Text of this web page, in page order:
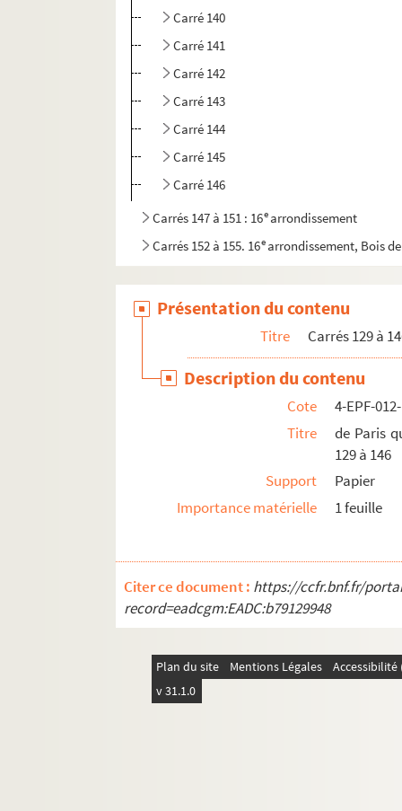
Carré 140
Carré 141
Carré 142
Carré 143
Carré 144
Carré 145
Carré 146
Carrés 147 à 151 : 16earrondissement
Carrés 152 à 155. 16earrondissement, Bois
Présentation du contenu
Titre Carrés 129 à
Description du contenu
Cote
4-EPF-
Titre
de Paris
129 à 146
Support
Papier
Importance matérielle
1 feuille
Citer ce document : https://ccfr.bnf.fr/
record=eadcgm:EADC:b79129948
Plan du site Mentions Légales
v 31.1.0